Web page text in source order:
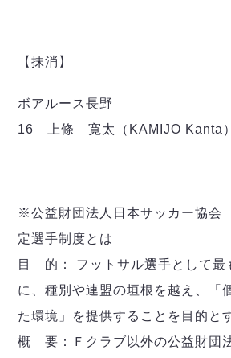
【抹消】
ボアルース長野
16 上條 寛太（KAMIJO Kanta）
※公益財団法人日本サッカー協会
定選手制度とは
目 的： フットサル選手として最
に、種別や連盟の垣根を越え、「
た環境」を提供することを目的と
概 要：Ｆクラブ以外の公益財団